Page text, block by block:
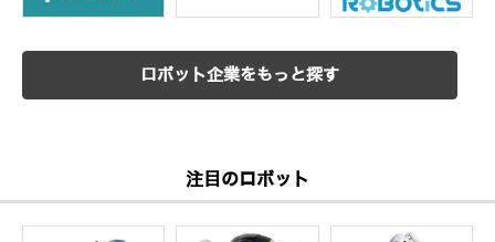
ロボット企業をもっと探す
注目のロボット